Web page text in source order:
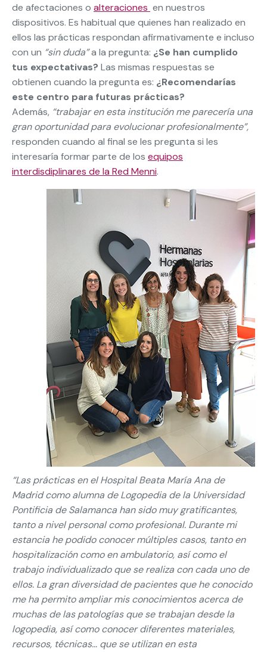
de afectaciones o alteraciones en nuestros
dispositivos. Es habitual que quienes han realizado en
ellos las prácticas respondan afirmativamente e incluso
con un “sin duda”a la pregunta: ¿Se han cumplido
tus expectativas? Las mismas respuestas se
obtienen cuando la pregunta es: ¿Recomendarías
este centro para futuras prácticas?
Además, “trabajar en esta institución me parecería una
gran oportunidad para evolucionar profesionalmente”,
responden cuando al final se les pregunta si les
interesaría formar parte de los equipos
interdisdiplinares de la Red Menni.
“Las prácticas en el Hospital Beata María Ana de
Madrid como alumna de Logopedia de la Universidad
Pontificia de Salamanca han sido muy gratificantes,
tanto a nivel personal como profesional. Durante mi
estancia he podido conocer múltiples casos, tanto en
hospitalización como en ambulatorio, así como el
trabajo individualizado que se realiza con cada uno de
ellos. La gran diversidad de pacientes que he conocido
me ha permito ampliar mis conocimientos acerca de
muchas de las patologías que se trabajan desde la
logopedia, así como conocer diferentes materiales,
recursos, técnicas… que se utilizan en esta